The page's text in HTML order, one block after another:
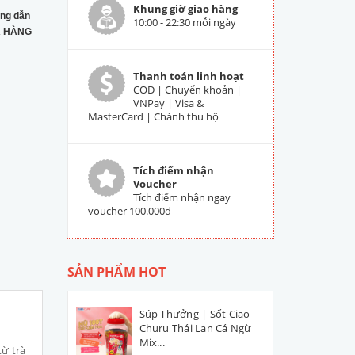
dẫn
HÀNG
Khung giờ giao hàng
10:00 - 22:30 mỗi ngày
Thanh toán linh hoạt
COD | Chuyển khoản |
VNPay | Visa &
MasterCard | Chành thu hộ
Tích điểm nhận
Voucher
Tích điểm nhận ngay
voucher 100.000đ
trà
SẢN PHẨM HOT
Súp Thưởng | Sốt Ciao
Churu Thái Lan Cá Ngừ
Mix...